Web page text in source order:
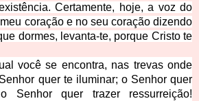
Certamente, hoje, a voz do
coração e no seu coração dizendo
dormes, levanta-te, porque Cristo te
você se encontra, nas trevas onde
quer te iluminar; o Senhor quer
Senhor quer trazer ressurreição!